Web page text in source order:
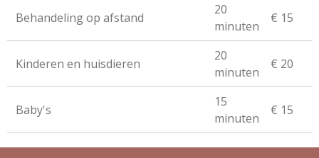
Behandeling op afstand
20
minuten
€ 15
Kinderen en huisdieren
20
minuten
€ 20
Baby's
15
minuten
€ 15